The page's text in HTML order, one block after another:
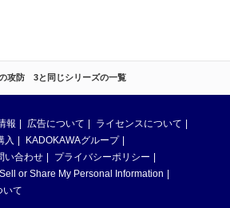
攻防 3と同じシリーズの一覧
報 広告について
ライセンスについて
入
KADOKAWAグループ
い合わせ
プライバシーポリシー
or Share My Personal Information
いて